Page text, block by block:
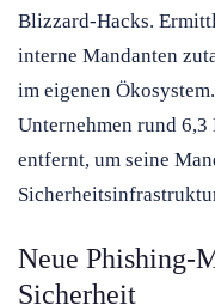
Blizzard-Hacks.
interne Mandanten
im eigenen
Unternehmen rund
entfernt, um seine
Neue Phishing-
Sicherheit